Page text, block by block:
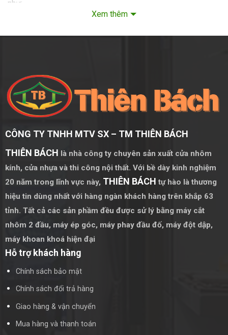
như:
diện tích và tạo ra những góc nhìn đẹp mắt.
Tiết kiệm năng lượng: Cửa nhôm vách kính có khả năng
cách nhiệt tốt, giúp giảm thiểu chi phí điều hòa không khí.
Đặc điểm của cửa nhôm vách kính uốn cong
Cửa nhôm vách kính uốn cong được làm từ nhôm cao cấp,
không chỉ bền đẹp mà còn nhẹ nhàng, dễ dàng lắp đặt và
bảo trì.
Kính cường lực uốn cong
Kính cường lực uốn cong có độ bền cao, chịu lực tốt và an
toàn khi sử dụng. Khả năng chịu được các tác động từ bên
ngoài giúp cửa nhôm vách kính uốn cong luôn giữ được vẻ
Độ bền và khả năng chịu lực
Kết cấu nhôm và kính cường lực kết hợp mang lại độ bền
Xem thêm
CÔNG TY TNHH MTV SX – TM THIÊN BÁCH
THIÊN BÁCH là nhà công ty chuyên sản xuất cửa nhôm
kính, cửa nhựa và thi công nội thất. Với bề dày kinh nghiệm
20 năm trong lĩnh vực này, THIÊN BÁCH tự hào là thương
hiệu tin dùng nhất với hàng ngàn khách hàng trên khắp 63
tỉnh. Tất cả các sản phầm đều được sử lý bằng máy cắt
nhôm 2 đầu, máy ép góc, máy phay đầu đố, máy đột dập,
máy khoan khoá hiện đại
Hỗ trợ khách hàng
Chính sách bảo mật
Chính sách đổi trả hàng
Giao hàng & vận chuyển
Mua hàng và thanh toán